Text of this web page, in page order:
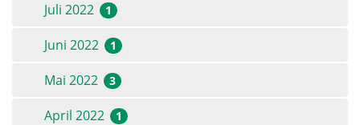
Juli 2022
1
Juni 2022 1
Mai 2022 3
April 2022 1